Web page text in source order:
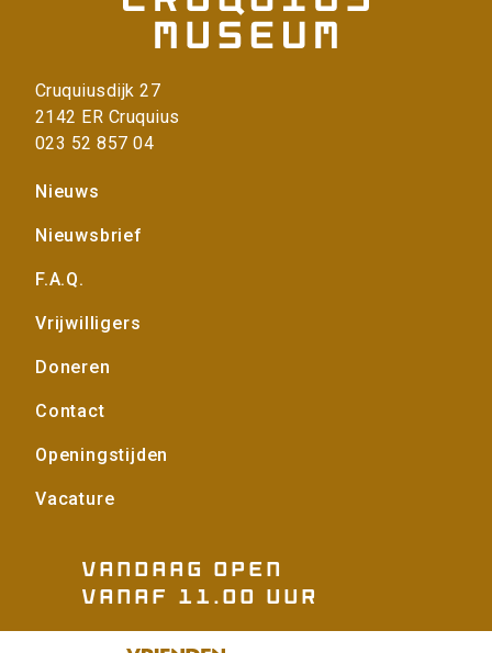
Cruquiusdijk 27
2142 ER Cruquius
023 52 857 04
Voet
Nieuws
Nieuwsbrief
F.A.Q.
Vrijwilligers
Doneren
Contact
Openingstijden
Vacature
Vandaag open
vanaf 11.00 uur